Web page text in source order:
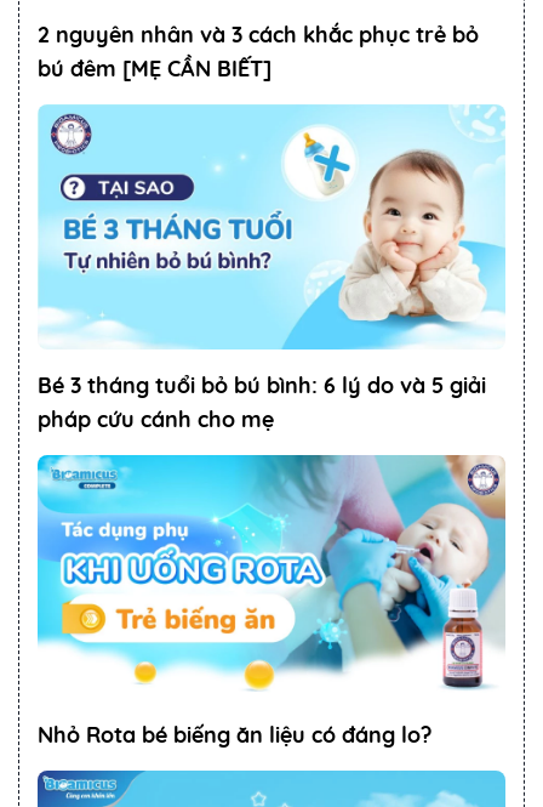
2 nguyên nhân và 3 cách khắc phục trẻ bỏ
bú đêm [MẸ CẦN BIẾT]
Bé 3 tháng tuổi bỏ bú bình: 6 lý do và 5 giải
pháp cứu cánh cho mẹ
Nhỏ Rota bé biếng ăn liệu có đáng lo?